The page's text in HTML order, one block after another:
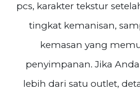
pcs, karakter tekstur
tingkat kemanisan,
kemasan yang
penyimpanan. Jika
lebih dari satu outlet,